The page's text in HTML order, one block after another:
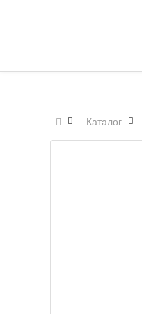
Каталог